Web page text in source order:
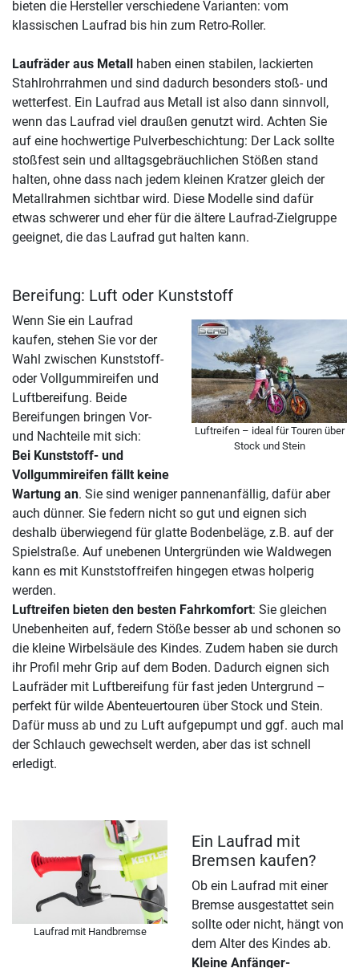
bieten die Hersteller verschiedene Varianten: vom
klassischen Laufrad bis hin zum Retro-Roller.
Laufräder aus Metall
haben einen stabilen, lackierten
Stahlrohrrahmen und sind dadurch besonders stoß- und
wetterfest. Ein Laufrad aus Metall ist also dann sinnvoll,
wenn das Laufrad viel draußen genutzt wird. Achten Sie
auf eine hochwertige Pulverbeschichtung: Der Lack sollte
stoßfest sein und alltagsgebräuchlichen Stößen stand
halten, ohne dass nach jedem kleinen Kratzer gleich der
Metallrahmen sichtbar wird. Diese Modelle sind dafür
etwas schwerer und eher für die ältere Laufrad-Zielgruppe
geeignet, die das Laufrad gut halten kann.
Bereifung: Luft oder Kunststoff
Luftreifen – ideal für Touren über
Stock und Stein
Wenn Sie ein Laufrad
kaufen, stehen Sie vor der
Wahl zwischen Kunststoff-
oder Vollgummireifen und
Luftbereifung. Beide
Bereifungen bringen Vor-
und Nachteile mit sich:
Bei Kunststoff- und
Vollgummireifen fällt keine
Wartung an. Sie sind weniger pannenanfällig, dafür aber
auch dünner. Sie federn nicht so gut und eignen sich
deshalb überwiegend für glatte Bodenbeläge, z.B. auf der
Spielstraße. Auf unebenen Untergründen wie Waldwegen
kann es mit Kunststoffreifen hingegen etwas holperig
werden.
Luftreifen bieten den besten Fahrkomfort: Sie gleichen
Unebenheiten auf, federn Stöße besser ab und schonen so
die kleine Wirbelsäule des Kindes. Zudem haben sie durch
ihr Profil mehr Grip auf dem Boden. Dadurch eignen sich
Laufräder mit Luftbereifung für fast jeden Untergrund –
perfekt für wilde Abenteuertouren über Stock und Stein.
Dafür muss ab und zu Luft aufgepumpt und ggf. auch mal
der Schlauch gewechselt werden, aber das ist schnell
erledigt.
Laufrad mit Handbremse
Ein Laufrad mit
Bremsen kaufen?
Ob ein Laufrad mit einer
Bremse ausgestattet sein
sollte oder nicht, hängt von
dem Alter des Kindes ab.
Kleine Anfänger-